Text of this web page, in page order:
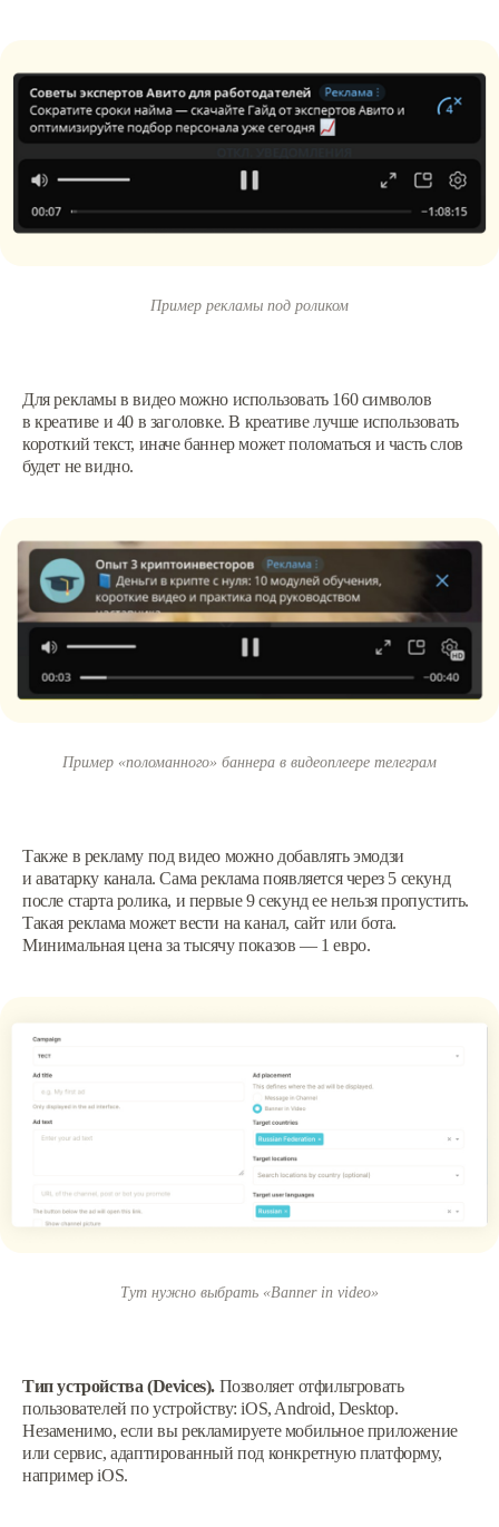
Пример рекламы под роликом
Для рекламы в видео можно использовать 160 символов
в креативе и 40 в заголовке. В креативе лучше использовать
короткий текст, иначе баннер может поломаться и часть слов
будет не видно.
Пример «‎поломанного» баннера в видеоплеере телеграм
Также в рекламу под видео можно добавлять эмодзи
и аватарку канала. Сама реклама появляется через 5 секунд
после старта ролика, и первые 9 секунд ее нельзя пропустить.
Такая реклама может вести на канал, сайт или бота.
Минимальная цена за тысячу показов — 1 евро.
Тут нужно выбрать «‎Banner in video»
Тип устройства (Devices). Позволяет отфильтровать
пользователей по устройству: iOS, Android, Desktop.
Незаменимо, если вы рекламируете мобильное приложение
или сервис, адаптированный под конкретную платформу,
например iOS.